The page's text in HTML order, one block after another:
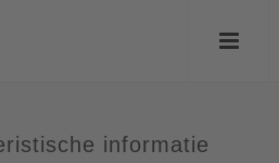
informatie